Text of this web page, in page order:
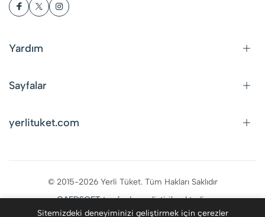
Yardım
Sayfalar
yerlituket.com
© 2015-2026 Yerli Tüket. Tüm Hakları Saklıdır
CAFDSOFTtarafından geliştirilmektedir.
Sitemizdeki deneyiminizi geliştirmek için çerezler